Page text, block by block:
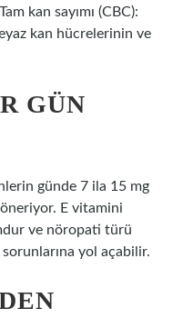
kan sayımı (CBC):
kan hücrelerinin ve
GÜN
günde 7 ila 15 mg
E vitamini
ve nöropati türü
yol açabilir.